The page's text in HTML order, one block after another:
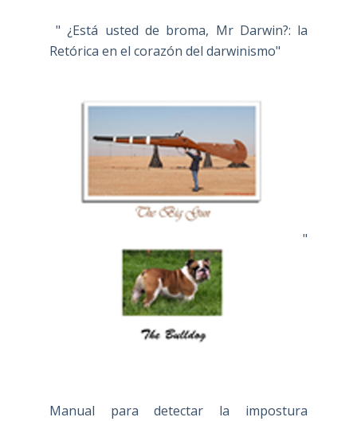
" ¿Está usted de broma, Mr Darwin?: la
Retórica en el corazón del darwinismo"
"
Manual para detectar la impostura